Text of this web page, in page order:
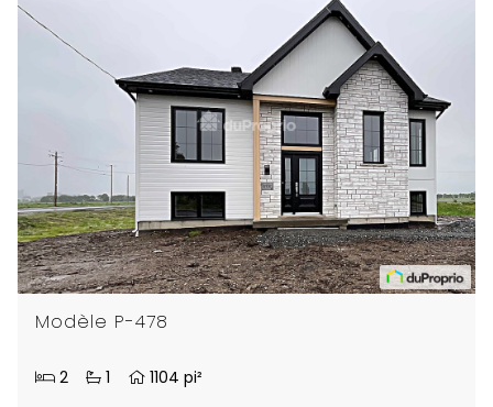
Modèle P-478
2 1 1104 pi²